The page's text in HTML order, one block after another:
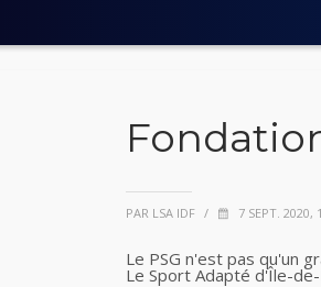
PAR LSA IDF / 7 SEPT. 2020,
Le PSG n'est pas qu'un
Le Sport Adapté d'Île-